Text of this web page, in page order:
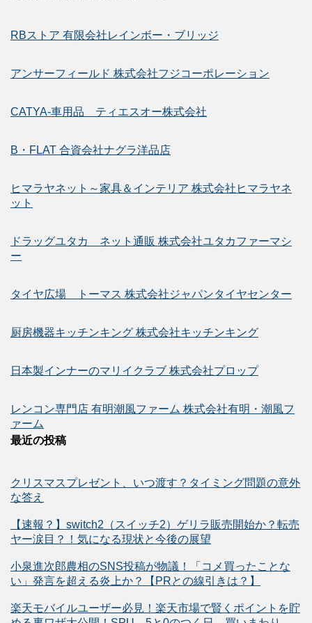
RBストア 有限会社レインボー・ブリッジ
アンサーフィールド 株式会社フジコーポレーション
CATYA-車用品 ティエスオー株式会社
B・FLAT 合資会社ナグラ洋品店
ヒマラヤネット～家具＆インテリア 株式会社ヒマラヤネ
ット
ドラッグユタカ ネット通販 株式会社ユタカファーマシ
ー
タイヤ広場 トーマス 株式会社ジャパンタイヤセンター
厨房機器キッチンキング 株式会社キッチンキング
日本製インナーのマリイクラブ 株式会社プロップ
レンコン専門店 有明潮風ファーム 株式会社有明・潮風フ
ァーム
最近の投稿
クリスマスプレゼント、いつ渡す？タイミング問題の意外
な答え
【速報？】switch2（スイッチ2）ゲリラ販売開始か？転売
ヤー涙目？！気になる現状と今後の展望
小泉進次郎農相のSNS投稿が物議！「コメ買ったことな
い」発言を超える炎上か？【PRとの線引きは？】
楽天モバイルユーザー必見！楽天市場で賢くポイントを貯